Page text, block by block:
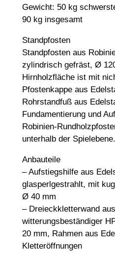
Gewicht: 50 kg
90 kg insgesamt
Standpfosten
Standpfosten aus
zylindrisch gefräst, Ø
Hirnholzfläche ist mit
Pfostenkappe aus
Rohrstandfuß aus
Fundamentierung und
Robinien-
unterhalb der Spielebene.
Anbauteile
– Aufstiegshilfe aus
glasperlgestrahlt, mit
Ø 40 mm
– Dreieckkletterwand
witterungsbeständiger
20 mm, Rahmen aus
Kletteröffnungen